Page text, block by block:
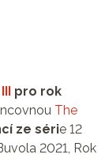
pro rok
The
ze série 12
2021, Rok